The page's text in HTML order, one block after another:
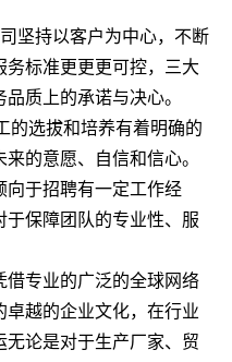
坚持以客户为中心，不断
标准更更更可控，三大
质上的承诺与决心。
的选拔和培养有着明确的
的意愿、自信和信心。
向于招聘有一定工作经
保障团队的专业性、服
借专业的广泛的全球网络
越的企业文化，在行业
无论是对于生产厂家、贸